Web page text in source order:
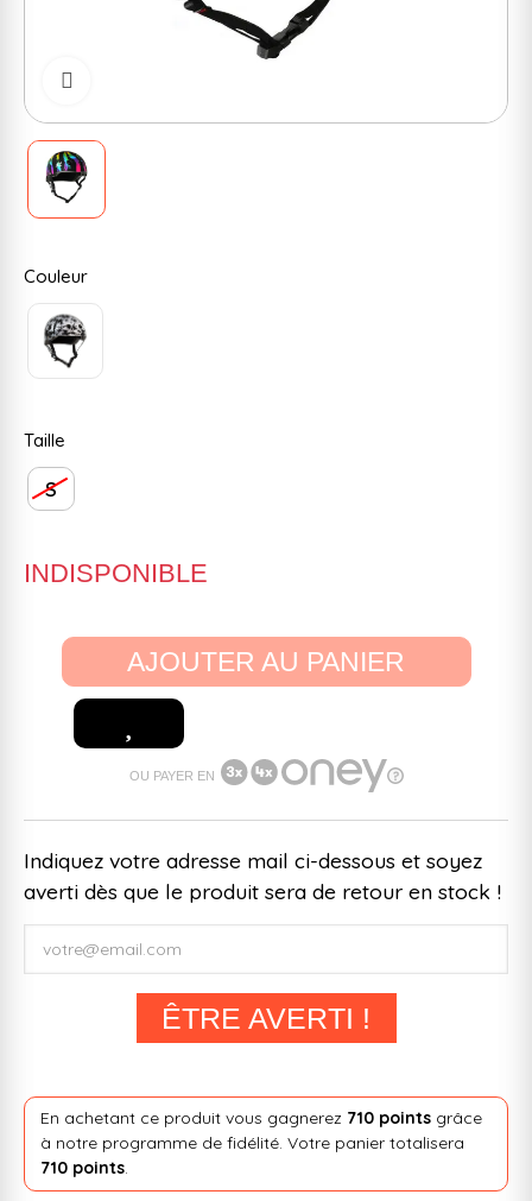
Couleur
Taille
S
INDISPONIBLE
AJOUTER AU PANIER
OU PAYER EN
Indiquez votre adresse mail ci-dessous et soyez
averti dès que le produit sera de retour en stock !
ÊTRE AVERTI !
En achetant ce produit vous gagnerez 710 pointsgrâce
à notre programme de fidélité. Votre panier totalisera
710 points.